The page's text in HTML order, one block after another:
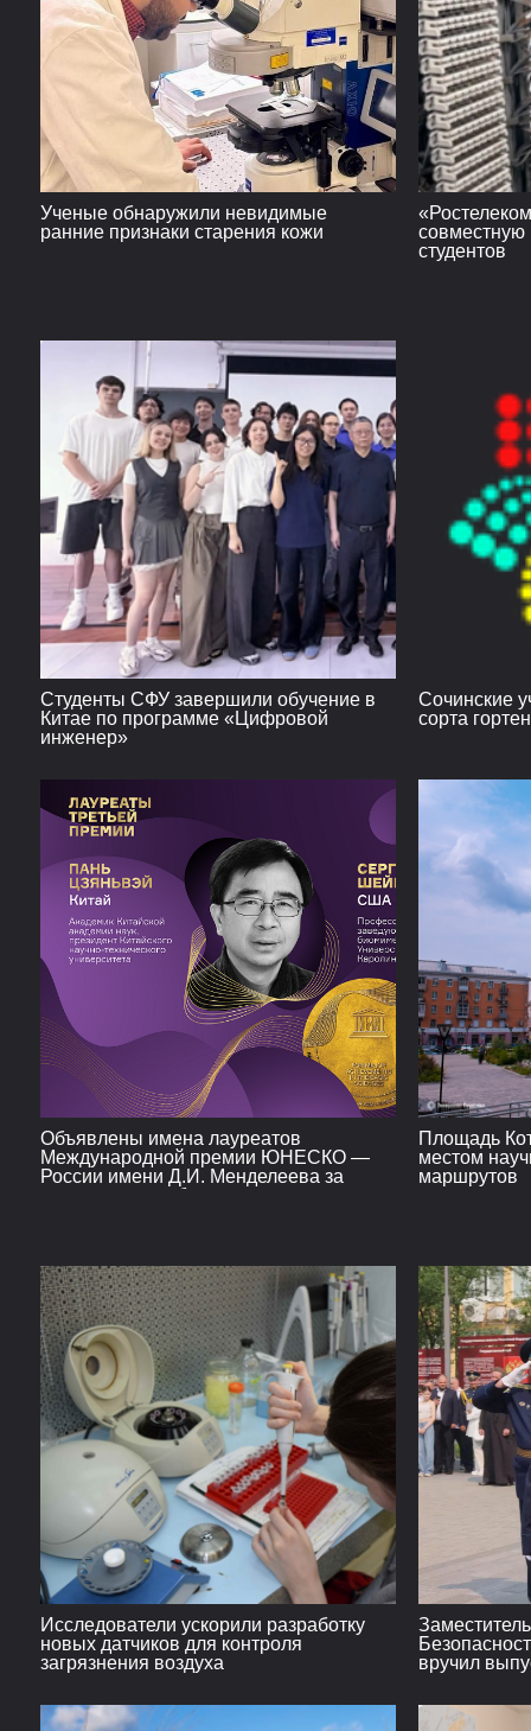
Ученые обнаружили невидимые
ранние признаки старения кожи
совместную
студентов
Студенты СФУ завершили обучение в
Китае по программе «Цифровой
инженер»
Сочинские
сорта
Объявлены имена лауреатов
Международной премии ЮНЕСКО —
России имени Д.И. Менделеева за
достижения в области
Площадь
местом
маршрутов
Исследователи ускорили разработку
новых датчиков для контроля
загрязнения воздуха
вручил
об